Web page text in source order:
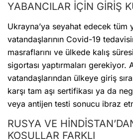
YABANCILAR İÇİN GİRİŞ
Ukrayna’ya seyahat edecek tüm
vatandaşlarının Covid-19
masraflarını ve ülkede kalış
sigortası yaptırmaları gerekiyor.
vatandaşlarından ülkeye giriş
karşı tam aşı sertifikası ya da
veya antijen testi sonucu ibraz
RUSYA VE
KOŞULLAR FARKLI